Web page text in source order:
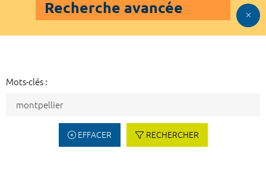
Recherche avancée
Mots-clés :
EFFACER RECHERCHER